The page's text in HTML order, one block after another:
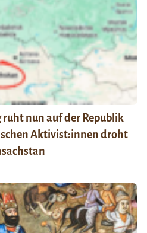
nun auf der Republik
Aktivist:innen droht